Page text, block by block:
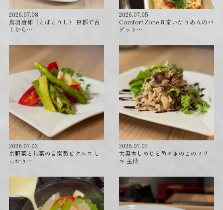
2026.07.08
⁡鳥羽唐柿（とばとうし） 京都で古
くから…
2026.07.05
Comfort Zone 8 京いたりあんのバ
ゲット…
2026.07.03
京野菜と旬菜の自家製ピクルス し
っかり…
2026.07.02
⁡大黒本しめじと色々きのこのマリ
ネ 主役…